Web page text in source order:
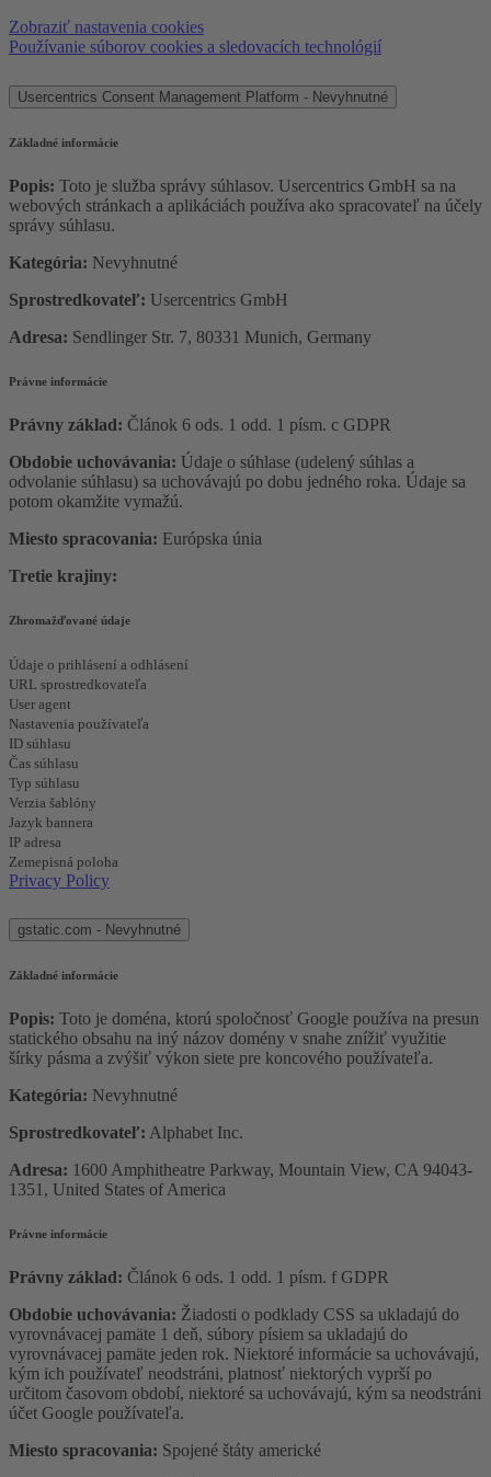
Zobraziť nastavenia cookies
Používanie súborov cookies a sledovacích technológií
Usercentrics Consent Management Platform - Nevyhnutné
Základné informácie
Popis: Toto je služba správy súhlasov. Usercentrics GmbH sa na
webových stránkach a aplikáciách používa ako spracovateľ na účely
správy súhlasu.
Kategória: Nevyhnutné
Sprostredkovateľ: Usercentrics GmbH
Adresa: Sendlinger Str. 7, 80331 Munich, Germany
Právne informácie
Právny základ: Článok 6 ods. 1 odd. 1 písm. c GDPR
Obdobie uchovávania: Údaje o súhlase (udelený súhlas a
odvolanie súhlasu) sa uchovávajú po dobu jedného roka. Údaje sa
potom okamžite vymažú.
Miesto spracovania: Európska únia
Tretie krajiny:
Zhromažďované údaje
Údaje o prihlásení a odhlásení
URL sprostredkovateľa
User agent
Nastavenia používateľa
ID súhlasu
Čas súhlasu
Typ súhlasu
Verzia šablóny
Jazyk bannera
IP adresa
Zemepisná poloha
Privacy Policy
gstatic.com - Nevyhnutné
Základné informácie
Popis: Toto je doména, ktorú spoločnosť Google používa na presun
statického obsahu na iný názov domény v snahe znížiť využitie
šírky pásma a zvýšiť výkon siete pre koncového používateľa.
Kategória: Nevyhnutné
Sprostredkovateľ: Alphabet Inc.
Adresa: 1600 Amphitheatre Parkway, Mountain View, CA 94043-
1351, United States of America
Právne informácie
Právny základ: Článok 6 ods. 1 odd. 1 písm. f GDPR
Obdobie uchovávania: Žiadosti o podklady CSS sa ukladajú do
vyrovnávacej pamäte 1 deň, súbory písiem sa ukladajú do
vyrovnávacej pamäte jeden rok. Niektoré informácie sa uchovávajú,
kým ich používateľ neodstráni, platnosť niektorých vyprší po
určitom časovom období, niektoré sa uchovávajú, kým sa neodstráni
účet Google používateľa.
Miesto spracovania: Spojené štáty americké